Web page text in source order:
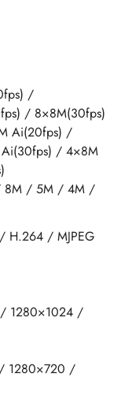
/
/ 8×8M(30fps)
Ai(20fps) /
/ 4×8M
8M / 5M / 4M /
/ MJPEG
1280×1024 /
1280×720 /